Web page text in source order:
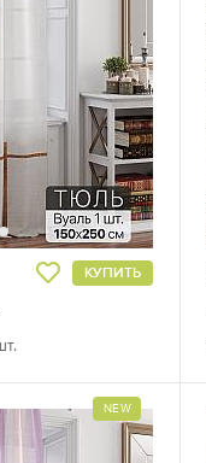
КУПИТЬ
NEW